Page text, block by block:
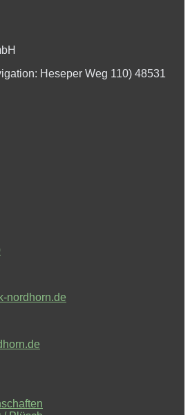
Heseper Weg 110) 48531
nordhorn.de